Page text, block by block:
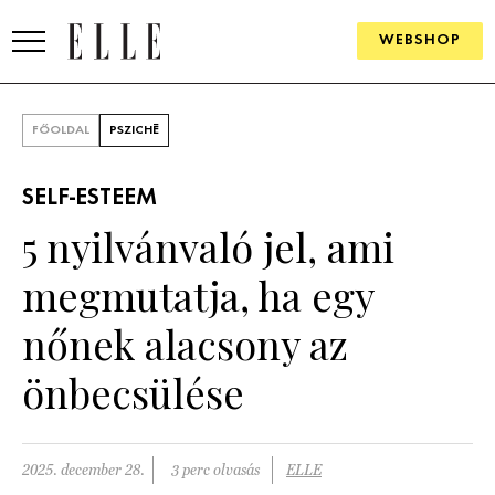
WEBSHOP
SZÉPSÉG
KULTÚRA
PSZICHÉ
PÁRKAPCSOLAT
FŐOLDAL PSZICHÉ
SELF-ESTEEM
5 nyilvánvaló jel, ami
megmutatja, ha egy
nőnek alacsony az
önbecsülése
2025. december 28. 3 perc olvasás ELLE